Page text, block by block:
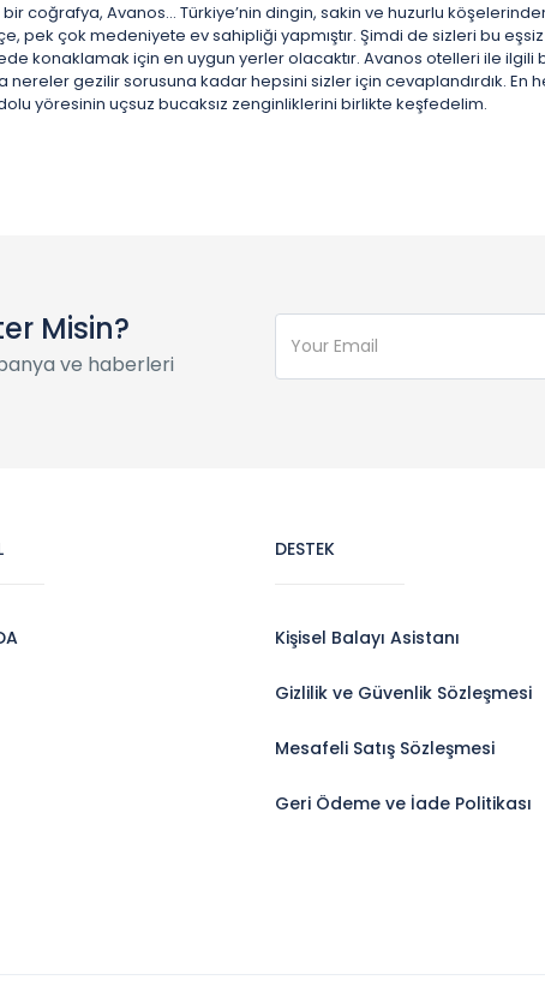
coğrafya, Avanos… Türkiye’nin dingin, sakin ve huzurlu köşelerinden
ilçe, pek çok medeniyete ev sahipliği yapmıştır. Şimdi de sizleri bu
konaklamak için en uygun yerler olacaktır. Avanos otelleri ile ilgili
nereler gezilir sorusuna kadar hepsini sizler için cevaplandırdık. En
yöresinin uçsuz bucaksız zenginliklerini birlikte keşfedelim.
Misin?
ve haberleri
DESTEK
Kişisel Balayı Asistanı
Gizlilik ve Güvenlik Sözleşmesi
Mesafeli Satış Sözleşmesi
Geri Ödeme ve İade Politikası